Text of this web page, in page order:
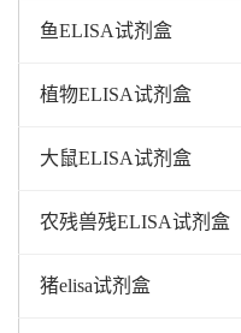
鱼ELISA试剂盒
植物ELISA试剂盒
大鼠ELISA试剂盒
农残兽残ELISA试剂盒
猪elisa试剂盒